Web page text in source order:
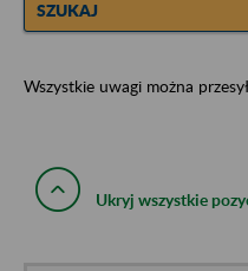
SZUKAJ
Wszystkie uwagi można
Ukryj wszystkie